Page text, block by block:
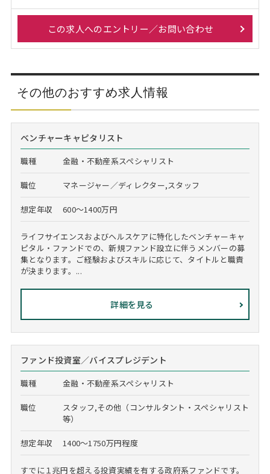
この求人へのエントリー／お問い合わせ
その他のおすすめ求人情報
ベンチャーキャピタリスト
職種 金融・不動産系スペシャリスト
職位 マネージャー／ディレクター,スタッフ
想定年収 600～1400万円
ライフサイエンスおよびヘルスケアに特化したベンチャーキャ
ピタル・ファンドでの、新規ファンド設立に伴うメンバーの募
集となります。ご経験およびスキルに応じて、タイトルと職責
が決まります。...
詳細を見る
ファンド投資室／バイスプレジデント
職種 金融・不動産系スペシャリスト
職位
スタッフ,その他（コンサルタント・スペシャリスト
等）
想定年収 1400～1750万円程度
すでに１兆円を超える投資実績を有する政府系ファンドです。